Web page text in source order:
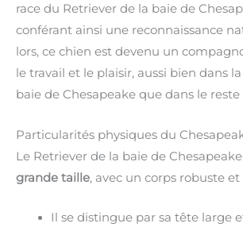
race du Retriever de la baie de
conférant ainsi une reconnaissance
lors, ce chien est devenu un
le travail et le plaisir, aussi bien dans
baie de Chesapeake que dans le
Particularités physiques du
Le Retriever de la baie de
grande taille, avec un corps robuste
Il se distingue par sa tête large